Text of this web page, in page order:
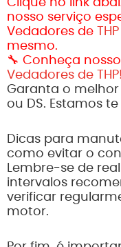
Clique no link
nosso serviço
Vedadores de
THP
mesmo.
🔧 Conheça nosso
Vedadores de THP!
Garanta o melhor
ou DS. Estamos
Dicas para
como evitar o
Lembre-se de
intervalos
verificar
motor.